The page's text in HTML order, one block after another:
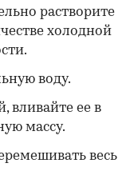
растворите
холодной
воду.
вливайте ее в
массу.
весь